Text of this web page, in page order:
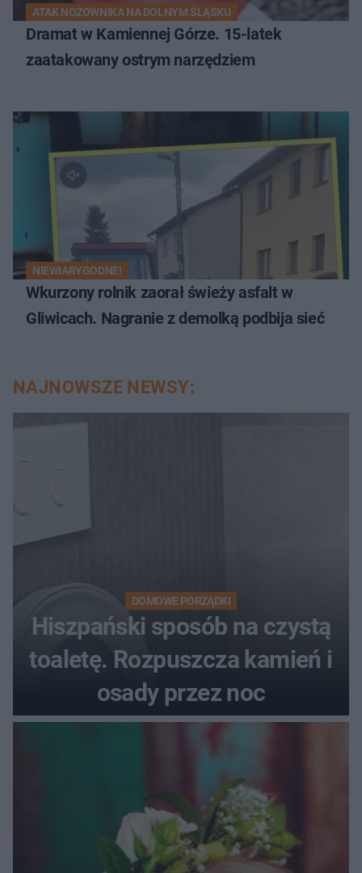
ATAK NOŻOWNIKA NA DOLNYM ŚLĄSKU
Dramat w Kamiennej Górze. 15-latek
zaatakowany ostrym narzędziem
NIEWIARYGODNE!
Wkurzony rolnik zaorał świeży asfalt w
Gliwicach. Nagranie z demolką podbija sieć
NAJNOWSZE NEWSY:
DOMOWE PORZĄDKI
Hiszpański sposób na czystą
toaletę. Rozpuszcza kamień i
osady przez noc